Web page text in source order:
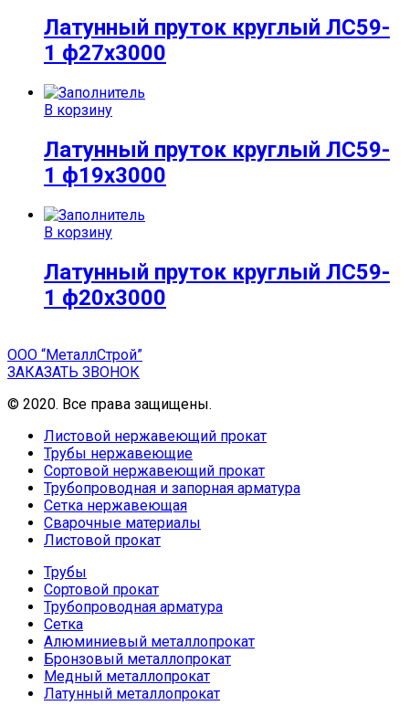
Латунный пруток круглый ЛС59-
1 ф27х3000
В корзину
Латунный пруток круглый ЛС59-
1 ф19х3000
В корзину
Латунный пруток круглый ЛС59-
1 ф20х3000
ООО “МеталлСтрой”
ЗАКАЗАТЬ ЗВОНОК
© 2020. Все права защищены.
Листовой нержавеющий прокат
Трубы нержавеющие
Сортовой нержавеющий прокат
Трубопроводная и запорная арматура
Сетка нержавеющая
Сварочные материалы
Листовой прокат
Трубы
Сортовой прокат
Трубопроводная арматура
Сетка
Алюминиевый металлопрокат
Бронзовый металлопрокат
Медный металлопрокат
Латунный металлопрокат